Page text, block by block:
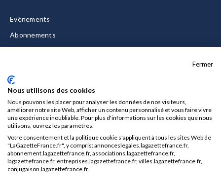
Evénements
Abonnements
Nous contacter
Mentions légales
CGU/CGV
Données personnelles
Fermer
Nous utilisons des cookies
Nous pouvons les placer pour analyser les données de nos visiteurs,
améliorer notre site Web, afficher un contenu personnalisé et vous faire vivre
une expérience inoubliable. Pour plus d'informations sur les cookies que nous
utilisons, ouvrez les paramètres.
Votre consentement et la politique cookie s'appliquent à tous les sites Web de
"LaGazetteFrance.fr", y compris: annonceslegales.lagazettefrance.fr,
abonnement.lagazettefrance.fr, associations.lagazettefrance.fr,
lagazettefrance.fr, entreprises.lagazettefrance.fr, villes.lagazettefrance.fr,
conjugaison.lagazettefrance.fr.